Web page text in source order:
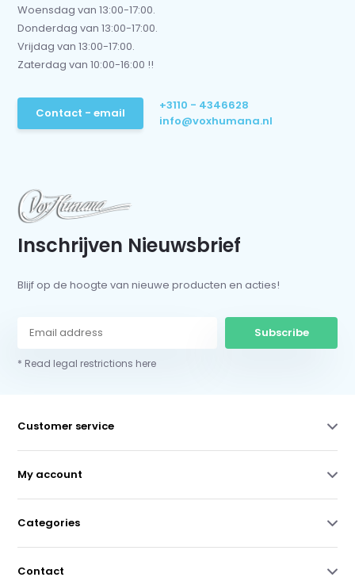
Woensdag van 13:00-17:00.
Donderdag van 13:00-17:00.
Vrijdag van 13:00-17:00.
Zaterdag van 10:00-16:00 !!
Contact - email
+3110 - 4346628
info@voxhumana.nl
Inschrijven Nieuwsbrief
Blijf op de hoogte van nieuwe producten en acties!
Subscribe
* Read legal restrictions here
Customer service
My account
Categories
Contact